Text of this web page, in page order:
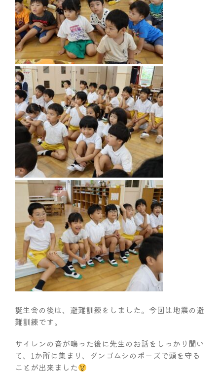
誕生会の後は、避難訓練をしました。今回は地震の避
難訓練です。
サイレンの音が鳴った後に先生のお話をしっかり聞い
て、1か所に集まり、ダンゴムシのポーズで頭を守る
ことが出来ました